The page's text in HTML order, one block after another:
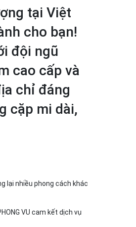
tại Việt
cho bạn!
đội ngũ
cao cấp và
chỉ đáng
cặp mi dài,
lại nhiều phong cách khác
VU cam kết dịch vụ